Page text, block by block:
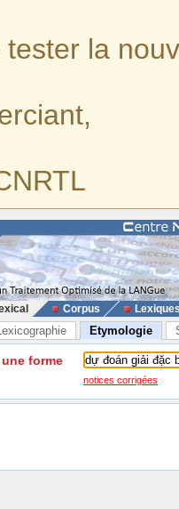
tester la
Corpus
Etymologie
une forme
notices corrigées